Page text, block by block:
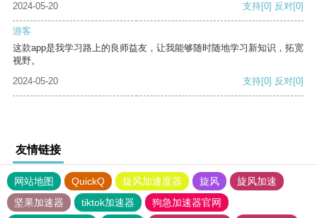
2024-05-20
支持[0] 反对[0]
游客
这款app是我学习路上的良师益友，让我能够随时随地学习新知识，拓宽
视野。
2024-05-20
支持[0] 反对[0]
友情链接
网站地图 QuickQ 旋风加速度器 旋风
旋风加速
坚果加速器
tiktok加速器 狗急加速器官网